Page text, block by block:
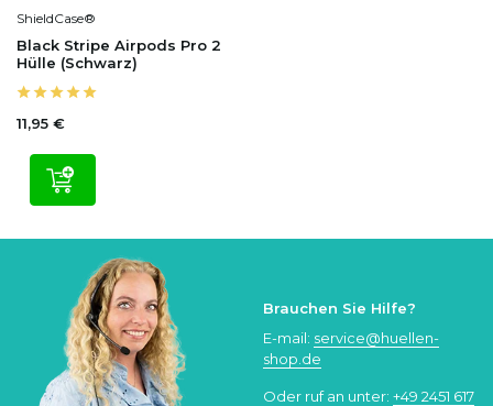
ShieldCase®
Black Stripe Airpods Pro 2
Hülle (Schwarz)
11,95 €
Brauchen Sie Hilfe?
E-mail: service@huellen-
shop.de
Oder ruf an unter: +49 2451 617